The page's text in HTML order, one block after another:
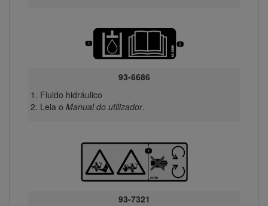
93-6686
Fluido hidráulico
Leia o Manual do utilizador.
93-7321